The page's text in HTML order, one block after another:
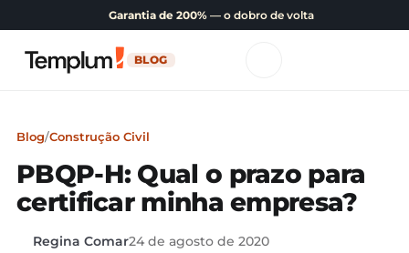
Garantia de 200% — o dobro de volta
BLOG
Blog/Construção Civil
PBQP-H: Qual o prazo para
certificar minha empresa?
Regina Comar24 de agosto de 2020